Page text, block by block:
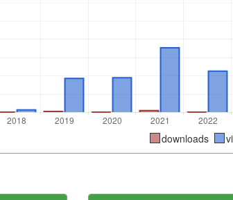
downloads